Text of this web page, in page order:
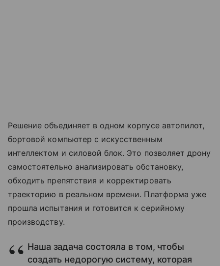
Решение объединяет в одном корпусе автопилот,
бортовой компьютер с искусственным
интеллектом и силовой блок. Это позволяет дрону
самостоятельно анализировать обстановку,
обходить препятствия и корректировать
траекторию в реальном времени. Платформа уже
прошла испытания и готовится к серийному
производству.
Наша задача состояла в том, чтобы
создать недорогую систему, которая